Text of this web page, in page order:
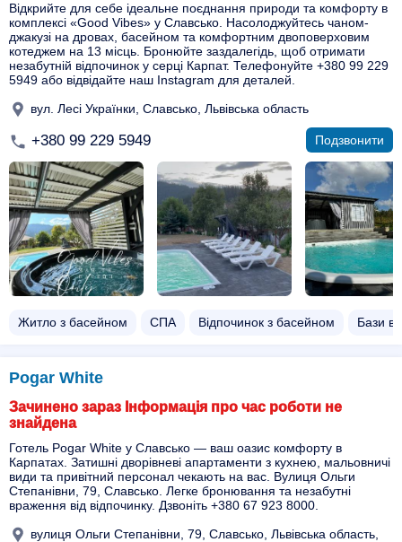
Відкрийте для себе ідеальне поєднання природи та комфорту в
комплексі «Good Vibes» у Славсько. Насолоджуйтесь чаном-
джакузі на дровах, басейном та комфортним двоповерховим
котеджем на 13 місць. Бронюйте заздалегідь, щоб отримати
незабутній відпочинок у серці Карпат. Телефонуйте +380 99 229
5949 або відвідайте наш Instagram для деталей.
вул. Лесі Українки, Славсько, Львівська область
+380 99 229 5949 Подзвонити
Житло з басейном​ СПА Відпочинок з басейном​ Бази
Pogar White
Зачинено зараз Інформація про час роботи не
знайдена
Готель Pogar White у Славсько — ваш оазис комфорту в
Карпатах. Затишні дворівневі апартаменти з кухнею, мальовничі
види та привітний персонал чекають на вас. Вулиця Ольги
Степанівни, 79, Славсько. Легке бронювання та незабутні
враження від відпочинку. Дзвоніть +380 67 923 8000.
вулиця Ольги Степанівни, 79, Славсько, Львівська область,